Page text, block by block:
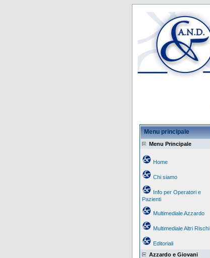
Menu principale
Menu Principale
Home
Chi siamo
Info per Operatori e
Pazienti
Multimediale Azzardo
Multimediale Altri Rischi
Editoriali
Azzardo e Giovani